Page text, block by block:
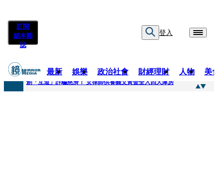
訂閱
紙本雜
誌
登入
最新 娛樂 政治社會 財經理財 人物 美
快訊
創「互道」詐騙慈濟！ 女律師供養義父黃金全入四大庫房